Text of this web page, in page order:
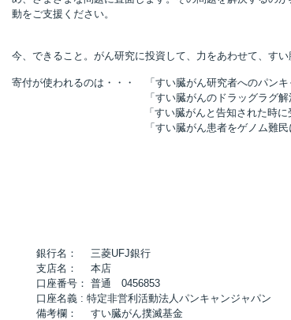
動をご支援ください。
今、できること。がん研究に投資して、力をあわせて、すい
寄付が使われるのは・・・ 「すい臓がん研究者へのパンキ
「すい臓がんのドラッグラグ解消に向
「すい臓がんと告知された時に受けられる
「すい臓がん患者をゲノム難民にしない
銀行名： 三菱UFJ銀行
支店名： 本店
口座番号： 普通 0456853
口座名義 : 特定非営利活動法人パンキャンジャパン
備考欄： すい臓がん撲滅基金